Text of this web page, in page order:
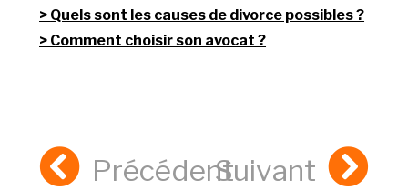
Quels sont les causes de divorce possibles ?
Comment choisir son avocat ?
PrécédentSuivant